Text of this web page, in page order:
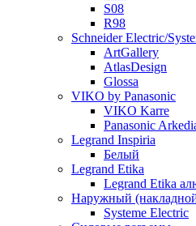
S08
R98
Schneider Electric/
ArtGallery
AtlasDesign
Glossa
VIKO by Panasonic
VIKO Karre
Panasonic
Legrand Inspiria
Белый
Legrand Etika
Legrand Etika
Наружный
Systeme Electric